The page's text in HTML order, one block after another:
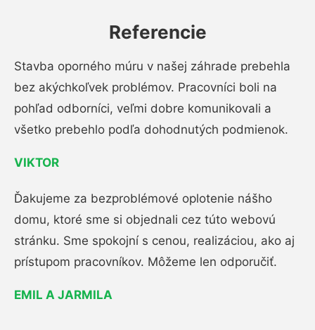
Referencie
Stavba oporného múru v našej záhrade prebehla
bez akýchkoľvek problémov. Pracovníci boli na
pohľad odborníci, veľmi dobre komunikovali a
všetko prebehlo podľa dohodnutých podmienok.
VIKTOR
Ďakujeme za bezproblémové oplotenie nášho
domu, ktoré sme si objednali cez túto webovú
stránku. Sme spokojní s cenou, realizáciou, ako aj
prístupom pracovníkov. Môžeme len odporučiť.
EMIL A JARMILA